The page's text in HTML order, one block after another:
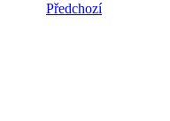
Předchozí